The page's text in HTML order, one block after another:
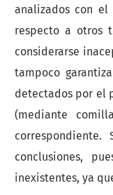
analizados con el
respecto a otros
considerarse
tampoco
detectados por el
(mediante
conclusiones,
inexistentes, ya